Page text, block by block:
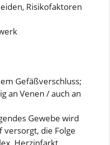
Risikofaktoren
Gefäßverschluss;
an Venen / auch an
Gewebe wird
die Folge
Herzinfarkt,